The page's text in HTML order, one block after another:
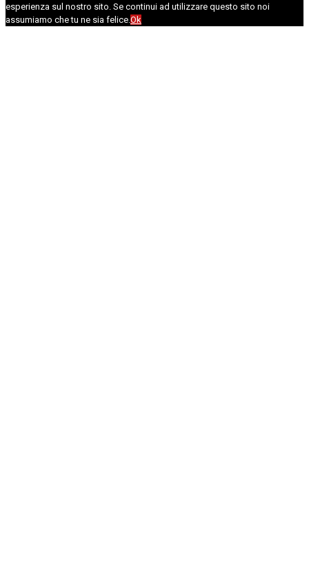
esperienza sul nostro sito. Se continui ad utilizzare questo sito noi
assumiamo che tu ne sia felice.Ok